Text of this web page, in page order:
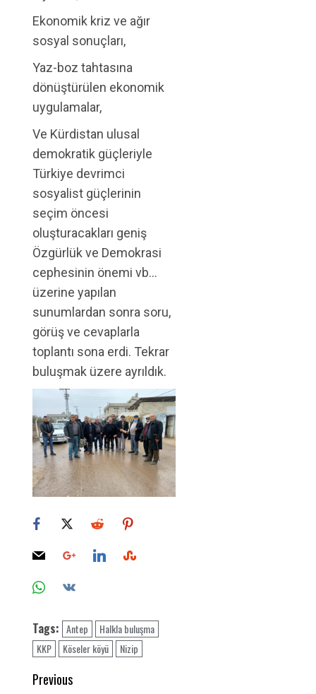
Ekonomik kriz ve ağır
sosyal sonuçları,
Yaz-boz tahtasına
dönüştürülen ekonomik
uygulamalar,
Ve Kürdistan ulusal
demokratik güçleriyle
Türkiye devrimci
sosyalist güçlerinin
seçim öncesi
oluşturacakları geniş
Özgürlük ve Demokrasi
cephesinin önemi vb…
üzerine yapılan
sunumlardan sonra soru,
görüş ve cevaplarla
toplantı sona erdi. Tekrar
buluşmak üzere ayrıldık.
Tags: Antep
Halkla buluşma
KKP
Köseler köyü Nizip
Post
Previous